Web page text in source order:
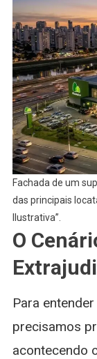
Fachada de um
das principais
Ilustrativa”.
O
Para
precisamos
acontecendo